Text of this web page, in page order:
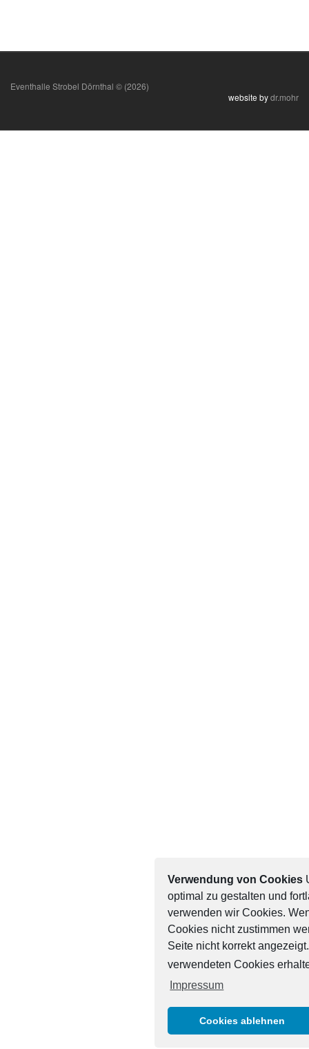
Verwendung von Cookies
optimal zu gestalten und
verwenden wir Cookies.
Cookies nicht zustimmen
Seite nicht korrekt
verwendeten Cookies
Impressum
Cookies ablehnen
Eventhalle Strobel Dörnthal © (2026)
website bydr.mohr